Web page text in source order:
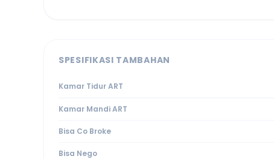
SPESIFIKASI TAMBAHAN
Kamar Tidur ART
Kamar Mandi ART
Bisa Co Broke
Bisa Nego